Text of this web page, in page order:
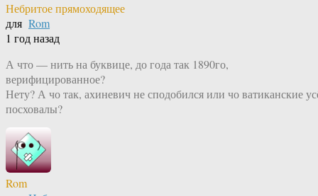
Небритое прямоходящее
для Rom
1 год назад
А что — нить на буквице, до года так 1890го,
верифицированное?
Нету? А чо так, ахиневич не сподобился или чо ватиканские
посховалы?
Rom